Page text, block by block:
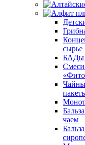
сырье
БАДы
Смеси
чаем